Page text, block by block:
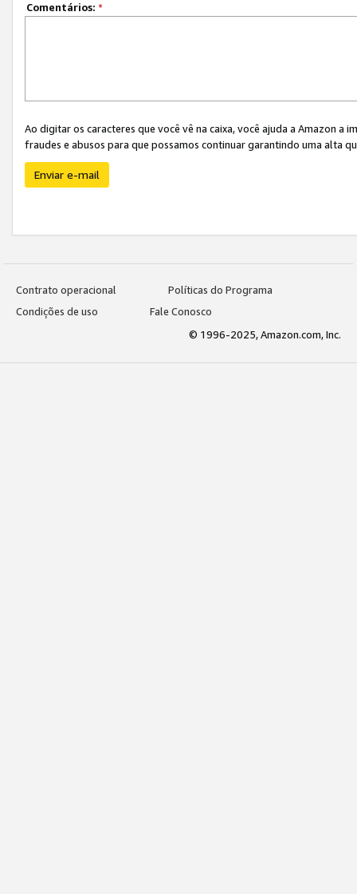
Comentários: *
Ao digitar os caracteres que você vê na caixa, você ajuda a Amazon
fraudes e abusos para que possamos continuar garantindo uma alta
Enviar e-mail
Contrato operacional
Políticas do Programa
Condições de uso
Fale Conosco
© 1996-2025, Amazon.com, Inc.